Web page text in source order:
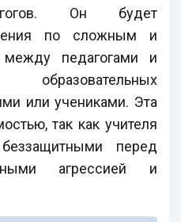
Он будет
по сложным и
педагогами и
или учениками. Эта
так как учителя
перед
агрессией и